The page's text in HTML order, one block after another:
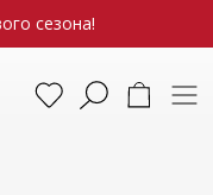
сезона!